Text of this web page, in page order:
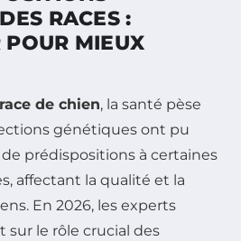
RACES :
POUR MIEUX
race de chien, la santé pèse
génétiques ont pu
prédispositions à certaines
affectant la qualité et la
En 2026, les experts
sur le rôle crucial des